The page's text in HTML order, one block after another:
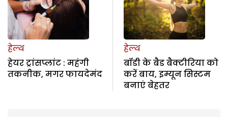
हेल्थ
हेयर ट्रांसप्लांट : महंगी
तकनीक, मगर फायदेमंद
हेल्थ
बॉडी के बैड बैक्टीरिया को
करें बाय, इम्यून सिस्टम
बनाएं बेहतर